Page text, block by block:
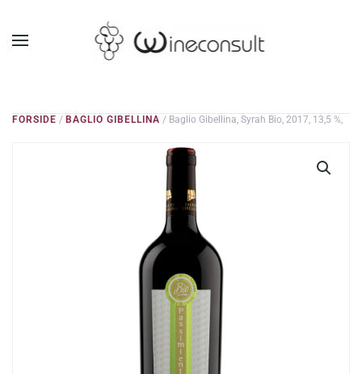
GÅ TIL HOVEDINDHOLD
FORSIDE / BAGLIO GIBELLINA / Baglio Gibellina, Syrah Bio, 2017, 13,5 %,